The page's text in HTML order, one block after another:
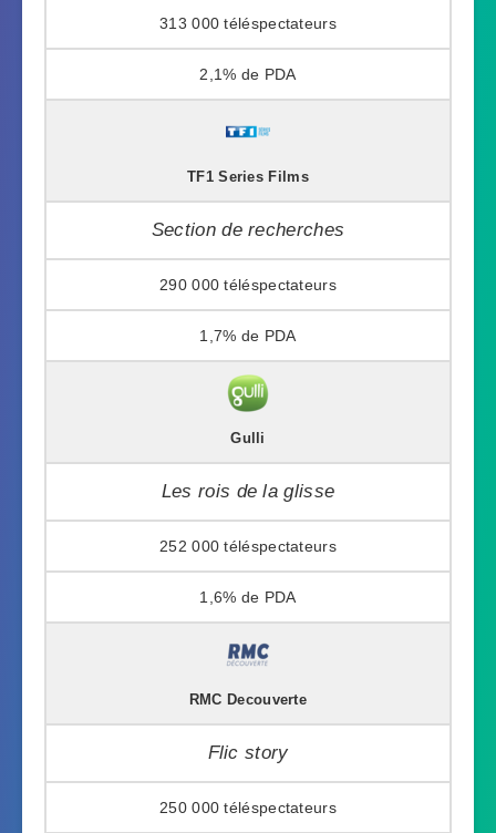
313 000
2,1%
TF1 Series Films
Section de recherches
290 000
1,7%
Gulli
Les rois de la glisse
252 000
1,6%
RMC Decouverte
Flic story
250 000